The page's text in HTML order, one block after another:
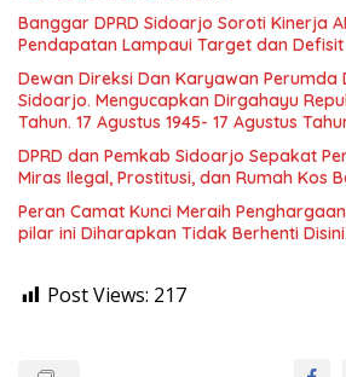
Banggar DPRD Sidoarjo Soroti Kinerja
Pendapatan Lampaui Target dan
Dewan Direksi Dan Karyawan
Sidoarjo. Mengucapkan Dirgahayu
Tahun. 17 Agustus 1945- 17 Agustus
DPRD dan Pemkab Sidoarjo Sepakat
Miras Ilegal, Prostitusi, dan Rumah Kos
Peran Camat Kunci Meraih
pilar ini Diharapkan Tidak Berhenti Disini.
Post Views: 217